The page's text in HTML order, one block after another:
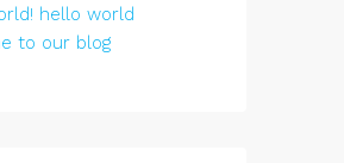
hello world
to our blog